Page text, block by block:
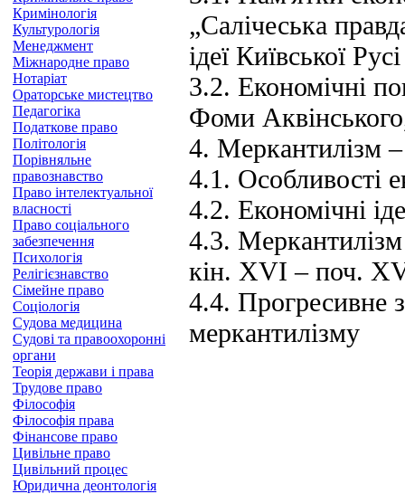
Кримінологія
Культурологія
Менеджмент
Міжнародне право
Нотаріат
Ораторське мистецтво
Педагогіка
Податкове право
Політологія
Порівняльне
правознавство
Право інтелектуальної
власності
Право соціального
забезпечення
Психологія
Релігієзнавство
Сімейне право
Соціологія
Судова медицина
Судові та правоохоронні
органи
Теорія держави і права
Трудове право
Філософія
Філософія права
Фінансове право
Цивільне право
Цивільний процес
Юридична деонтологія
„Салічеська
ідеї Київської Русі
3.2. Економічні
Фоми
4. Меркантилізм –
4.1. Особливості
4.2. Економічні
4.3. Меркантилізм
кін. XVI – поч.
4.4. Прогресивне
меркантилізму